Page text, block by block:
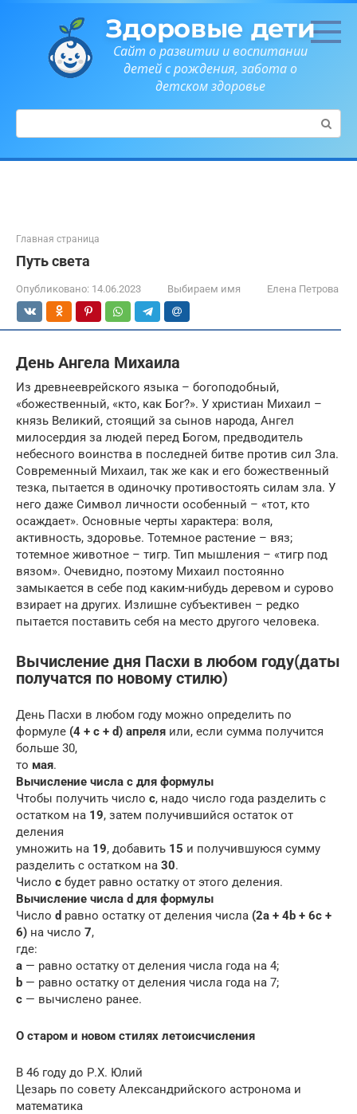
Здоровые дети
Сайт о развитии и воспитании
детей с рождения, забота о
детском здоровье
Поиск:
Главная страница
Путь света
Опубликовано: 14.06.2023 Выбираем имя Елена Петрова
День Ангела Михаила
Из древнееврейского языка – богоподобный,
«божественный, «кто, как Бог?». У христиан Михаил –
князь Великий, стоящий за сынов народа, Ангел
милосердия за людей перед Богом, предводитель
небесного воинства в последней битве против сил Зла.
Современный Михаил, так же как и его божественный
тезка, пытается в одиночку противостоять силам зла. У
него даже Символ личности особенный – «тот, кто
осаждает». Основные черты характера: воля,
активность, здоровье. Тотемное растение – вяз;
тотемное животное – тигр. Тип мышления – «тигр под
вязом». Очевидно, поэтому Михаил постоянно
замыкается в себе под каким-нибудь деревом и сурово
взирает на других. Излишне субъективен – редко
пытается поставить себя на место другого человека.
Вычисление дня Пасхи в любом году(даты
получатся по новому стилю)
День Пасхи в любом году можно определить по
формуле (4 + c + d) апреля или, если сумма получится
больше 30,
то мая.
Вычисление числа с для формулы
Чтобы получить число с, надо число года разделить с
остатком на 19, затем получившийся остаток от
деления
умножить на 19, добавить 15 и получившуюся сумму
разделить с остатком на 30.
Число с будет равно остатку от этого деления.
Вычисление числа d для формулы
Число d равно остатку от деления числа (2a + 4b + 6c +
6) на число 7,
где:
a — равно остатку от деления числа года на 4;
b — равно остатку от деления числа года на 7;
с — вычислено ранее.
О старом и новом стилях летоисчисления
В 46 году до Р.Х. Юлий
Цезарь по совету Александрийского астронома и
математика